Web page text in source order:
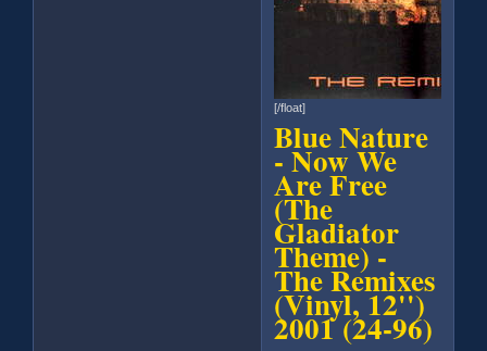
[/float]
Blue Nature
- Now We
Are Free
(The
Gladiator
Theme) -
The Remixes
(Vinyl, 12'')
2001 (24-96)